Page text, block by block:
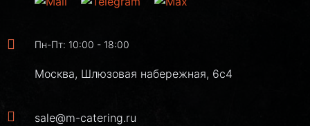
Пн-Пт: 10:00 - 18:00
Москва, Шлюзовая набережная, 6с4
sale@m-catering.ru